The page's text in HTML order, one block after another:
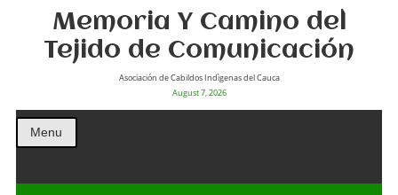
Memoria Y Camino del
Tejido de Comunicación
Asociación de Cabildos Indìgenas del Cauca
August 7, 2026
Menu